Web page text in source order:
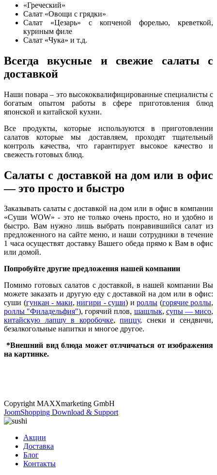
«Греческий»
Салат «Овощи с грядки»
Салат «Цезарь» с копченой форелью, креветкой,
куриным филе
Салат «Чука» и т.д.
Всегда вкусные и свежие салаты с
доставкой
Наши повара – это высококвалифицированные специалисты с
богатым опытом работы в сфере приготовления блюд
японской и китайской кухни.
Все продукты, которые используются в приготовлении
салатов которые мы доставляем, проходят тщательный
контроль качества, что гарантирует высокое качество и
свежесть готовых блюд.
Салаты с доставкой на дом или в офис
— это просто и быстро
Заказывать салаты с доставкой на дом или в офис в компании
«Суши WOW» - это не только очень просто, но и удобно и
быстро. Вам нужно лишь выбрать понравившийся салат из
предложенного на сайте меню, и наши сотрудники в течение
1 часа осуществят доставку Вашего обеда прямо к Вам в офис
или домой.
Попробуйте другие предложения нашей компании
Помимо готовых салатов с доставкой, в нашей компании Вы
можете заказать и другую еду с доставкой на дом или в офис:
суши (гункан - маки, нигири - суши) и роллы (горячие роллы,
роллы "Филадельфия"), горячий плов, шашлык, супы — мисо,
китайскую лапшу в коробочке,пиццу, снеки и сендвичи,
безалкогольные напитки и многое другое.
*Внешний вид блюда может отлчичаться от изображения
на картинке.
Copyright MAXXmarketing GmbH
JoomShopping Download & Support
Акции
Доставка
Блог
Контакты